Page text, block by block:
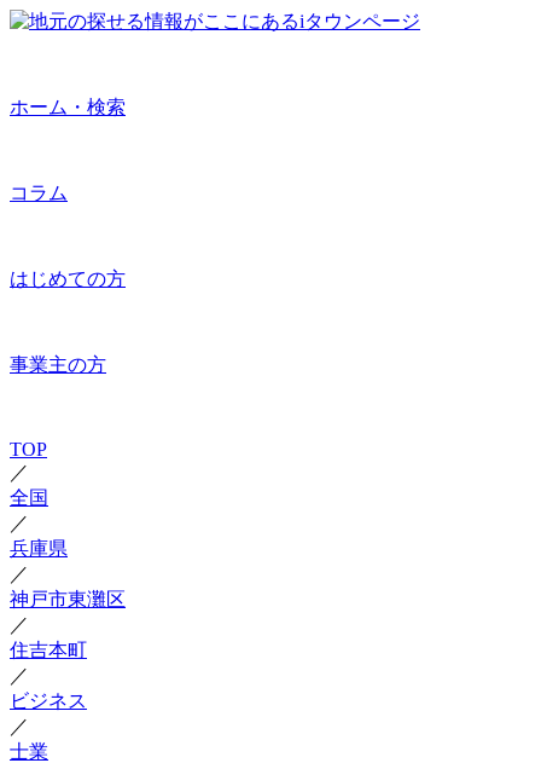
ホーム・検索
コラム
はじめての方
事業主の方
TOP
／
全国
／
兵庫県
／
神戸市東灘区
／
住吉本町
／
ビジネス
／
士業